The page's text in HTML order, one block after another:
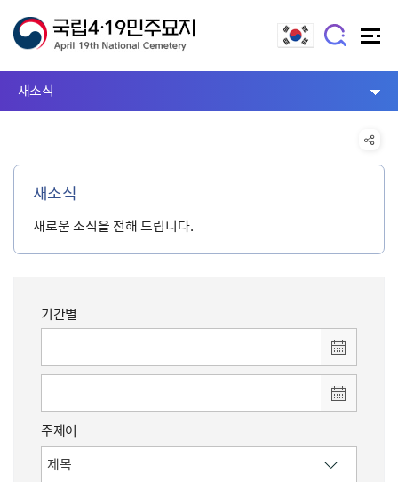
새소식
새소식
새로운 소식을 전해 드립니다.
기간별
주제어